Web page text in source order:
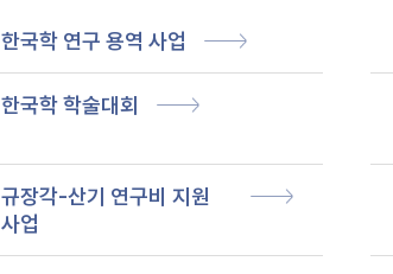
한국학 연구 용역 사업
한국학 학술대회
규장각-산기 연구비 지원
사업